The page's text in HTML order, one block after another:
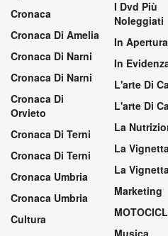
Cronaca
Cronaca Di Amelia
Cronaca Di Narni
Cronaca Di Narni
Cronaca Di
Orvieto
Cronaca Di Terni
Cronaca Di Terni
Cronaca Umbria
Cronaca Umbria
Cultura
I Dvd Più
Noleggiati
In Apertura
In
L'arte Di
L'arte Di
La
La
La
Marketing
Musica